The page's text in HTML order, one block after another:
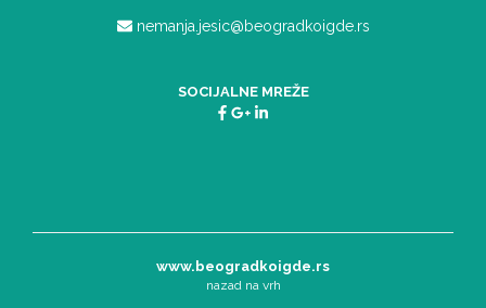
nemanja.jesic@beogradkoigde.rs
SOCIJALNE MREŽE
www.beogradkoigde.rs
nazad na vrh